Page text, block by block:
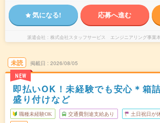
気になる! 応募へ進む
派遣会社 株式会社スタッフサービス エンジニアリング事業本
未読
NEW
掲載日 2026/08/05
即払いOK！未経験でも安心＊箱
盛り付けなど
職種未経験OK 交通費別途支給あり 土日祝日が